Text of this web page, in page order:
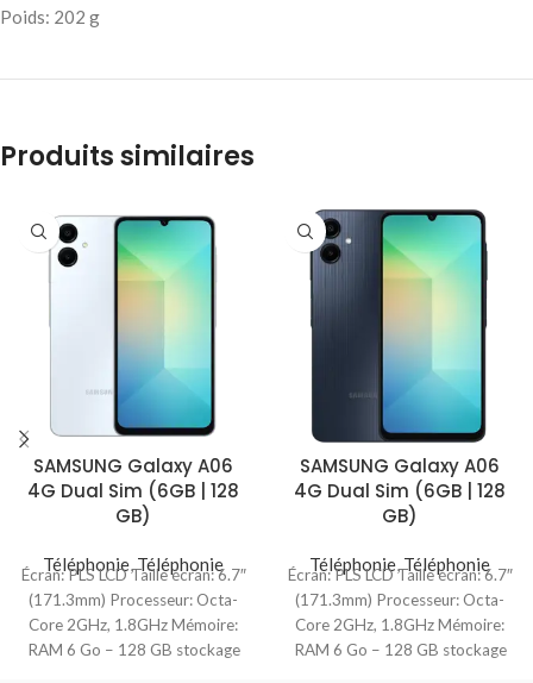
Poids: 202 g
Produits similaires
SAMSUNG Galaxy A06
4G Dual Sim (6GB | 128
GB)
Téléphonie,Téléphonie
Écran: PLS LCD Taille écran: 6.7″
(171.3mm) Processeur: Octa-
Core 2GHz, 1.8GHz Mémoire:
RAM 6 Go – 128 GB stockage
SAMSUNG Galaxy A06
4G Dual Sim (6GB | 128
GB)
Téléphonie,Téléphonie
Écran: PLS LCD Taille écran: 6.7″
(171.3mm) Processeur: Octa-
Core 2GHz, 1.8GHz Mémoire:
RAM 6 Go – 128 GB stockage